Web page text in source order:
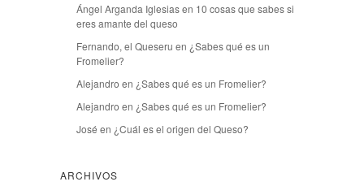
Ángel Arganda Iglesiasen 10 cosas que sabes si
eres amante del queso
Fernando, el Queseru en ¿Sabes qué es un
Fromelier?
Alejandro en ¿Sabes qué es un Fromelier?
Alejandro en ¿Sabes qué es un Fromelier?
José en ¿Cuál es el origen del Queso?
ARCHIVOS